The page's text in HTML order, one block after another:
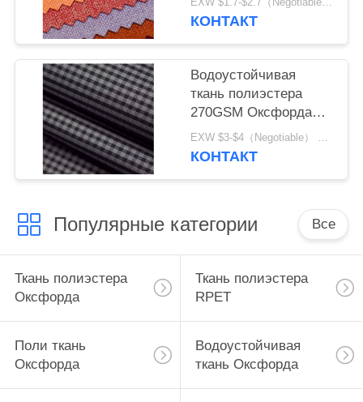
Arenaceous
EXW $1.7-$2.7（Negotiable） MOQ:1 метр для запаса; 1200 метров для изготовления на заказ
КОНТАКТ
Водоустойчивая
ткань полиэстера
270GSM Оксфорда
для оборудования
рыбной ловли
EXW $3-$4（Negotiable） MOQ:1 метр для запаса; 1200 метров для изготовления на заказ
КОНТАКТ
Популярные категории Все
Ткань полиэстера
Оксфорда
Ткань полиэстера
RPET
Поли ткань
Оксфорда
Водоустойчивая
ткань Оксфорда